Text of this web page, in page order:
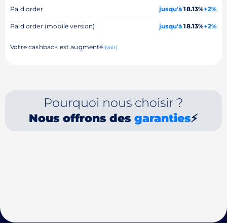
Paid order jusqu'à 18.13%+2%
Paid order (mobile version) jusqu'à 18.13%+2%
Votre cashback est augmenté (voir)
Pourquoi nous choisir ?
Nous offrons desgaranties⚡